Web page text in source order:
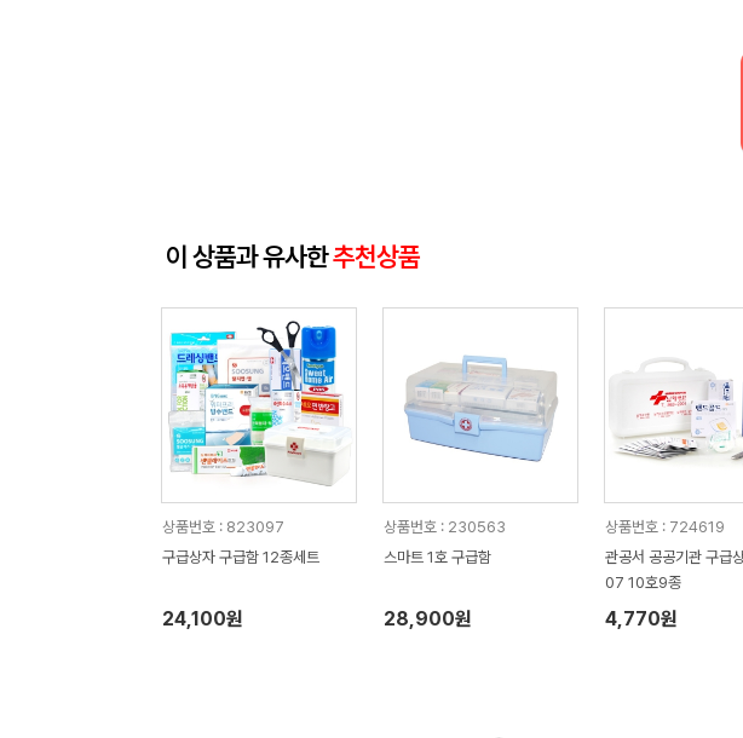
이 상품과 유사한추천상품
상품번호 : 823097
구급상자 구급함 12종세트
24,100원
상품번호 : 230563
스마트 1호 구급함
28,900원
상품번호 : 724619
관공서 공공기관 구급
07 10호9종
4,770원